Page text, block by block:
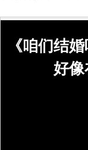
《咱们结
好像